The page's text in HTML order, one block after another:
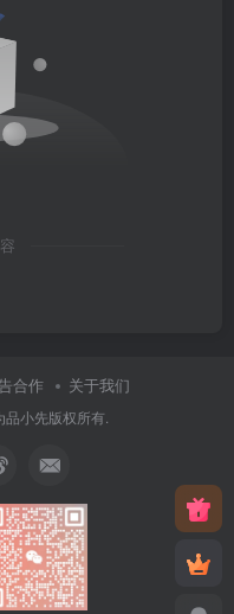
合作 关于我们
品小先版权所有.